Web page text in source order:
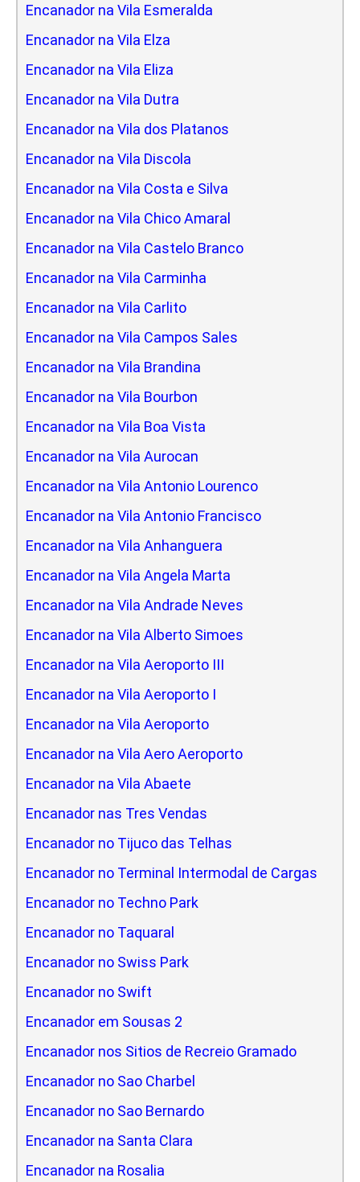
Encanador na Vila Esmeralda
Encanador na Vila Elza
Encanador na Vila Eliza
Encanador na Vila Dutra
Encanador na Vila dos Platanos
Encanador na Vila Discola
Encanador na Vila Costa e Silva
Encanador na Vila Chico Amaral
Encanador na Vila Castelo Branco
Encanador na Vila Carminha
Encanador na Vila Carlito
Encanador na Vila Campos Sales
Encanador na Vila Brandina
Encanador na Vila Bourbon
Encanador na Vila Boa Vista
Encanador na Vila Aurocan
Encanador na Vila Antonio Lourenco
Encanador na Vila Antonio Francisco
Encanador na Vila Anhanguera
Encanador na Vila Angela Marta
Encanador na Vila Andrade Neves
Encanador na Vila Alberto Simoes
Encanador na Vila Aeroporto III
Encanador na Vila Aeroporto I
Encanador na Vila Aeroporto
Encanador na Vila Aero Aeroporto
Encanador na Vila Abaete
Encanador nas Tres Vendas
Encanador no Tijuco das Telhas
Encanador no Terminal Intermodal de Cargas
Encanador no Techno Park
Encanador no Taquaral
Encanador no Swiss Park
Encanador no Swift
Encanador em Sousas 2
Encanador nos Sitios de Recreio Gramado
Encanador no Sao Charbel
Encanador no Sao Bernardo
Encanador na Santa Clara
Encanador na Rosalia